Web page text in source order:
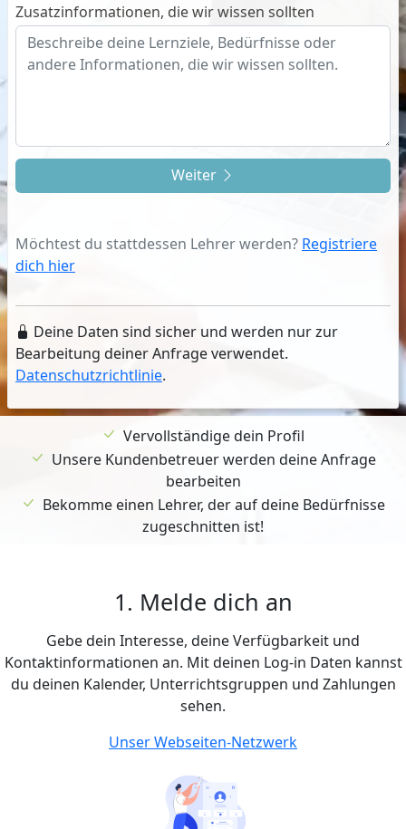
Zusatzinformationen, die wir wissen sollten
Weiter
Möchtest du stattdessen Lehrer werden? Registriere
dich hier
Deine Daten sind sicher und werden nur zur
Bearbeitung deiner Anfrage verwendet.
Datenschutzrichtlinie.
Vervollständige dein Profil
Unsere Kundenbetreuer werden deine Anfrage
bearbeiten
Bekomme einen Lehrer, der auf deine Bedürfnisse
zugeschnitten ist!
1. Melde dich an
Gebe dein Interesse, deine Verfügbarkeit und
Kontaktinformationen an. Mit deinen Log-in Daten kannst
du deinen Kalender, Unterrichtsgruppen und Zahlungen
sehen.
Unser Webseiten-Netzwerk